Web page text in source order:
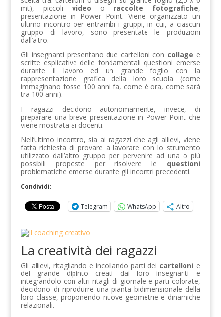
mt), piccoli video o raccolte fotografiche,
presentazione in Power Point. Viene organizzato un
ultimo incontro per entrambi i gruppi, in cui, a ciascun
gruppo di lavoro, sono presentate le produzioni
dall’altro.
Gli insegnanti presentano due cartelloni con collage e
scritte esplicative delle fondamentali questioni emerse
durante il lavoro ed un grande foglio con la
rappresentazione grafica della loro scuola (come
immaginano fosse 100 anni fa, come è ora, come sarà
tra 100 anni).
I ragazzi decidono autonomamente, invece, di
preparare una breve presentazione in Power Point che
viene mostrata ai docenti.
Nell’ultimo incontro, sia ai ragazzi che agli allievi, viene
fatta richiesta di provare a lavorare con lo strumento
utilizzato dall’altro gruppo per pervenire ad una o più
possibili proposte per risolvere le questioni
problematiche emerse durante gli incontri precedenti.
Condividi:
Telegram WhatsApp Altro
La creatività dei ragazzi
Gli allievi, ritagliando e incollando parti dei cartelloni e
del grande dipinto creati dai loro insegnanti e
integrandolo con altri ritagli di giornale e parti colorate,
decidono di riprodurre una pianta bidimensionale della
loro classe, proponendo nuove geometrie e dinamiche
relazionali.